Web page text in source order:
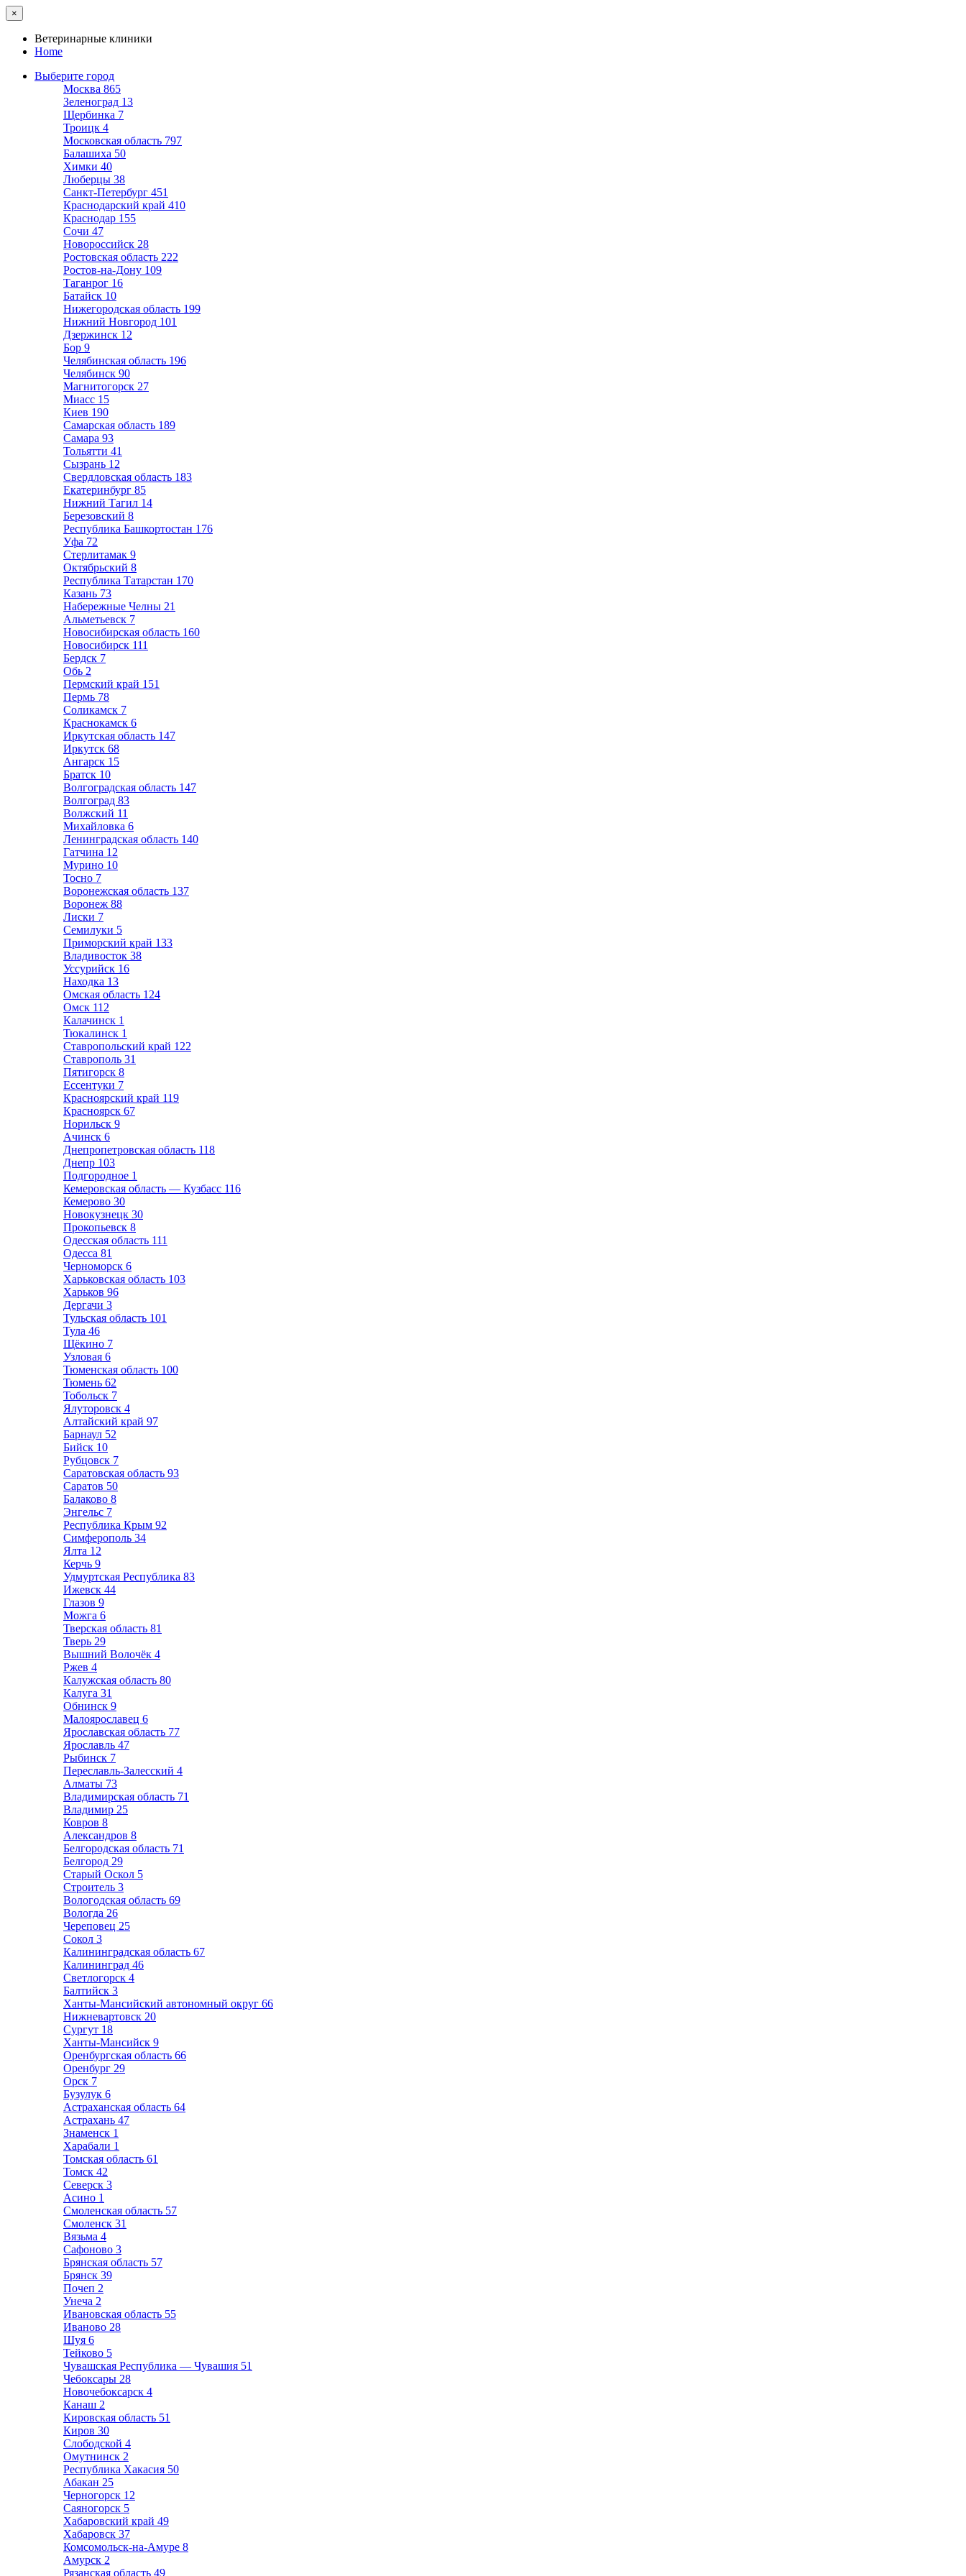
×
Ветеринарные клиники
Home
Выберите город
Москва 865
Зеленоград 13
Щербинка 7
Троицк 4
Московская область 797
Балашиха 50
Химки 40
Люберцы 38
Санкт-Петербург 451
Краснодарский край 410
Краснодар 155
Сочи 47
Новороссийск 28
Ростовская область 222
Ростов-на-Дону 109
Таганрог 16
Батайск 10
Нижегородская область 199
Нижний Новгород 101
Дзержинск 12
Бор 9
Челябинская область 196
Челябинск 90
Магнитогорск 27
Миасс 15
Киев 190
Самарская область 189
Самара 93
Тольятти 41
Сызрань 12
Свердловская область 183
Екатеринбург 85
Нижний Тагил 14
Березовский 8
Республика Башкортостан 176
Уфа 72
Стерлитамак 9
Октябрьский 8
Республика Татарстан 170
Казань 73
Набережные Челны 21
Альметьевск 7
Новосибирская область 160
Новосибирск 111
Бердск 7
Обь 2
Пермский край 151
Пермь 78
Соликамск 7
Краснокамск 6
Иркутская область 147
Иркутск 68
Ангарск 15
Братск 10
Волгоградская область 147
Волгоград 83
Волжский 11
Михайловка 6
Ленинградская область 140
Гатчина 12
Мурино 10
Тосно 7
Воронежская область 137
Воронеж 88
Лиски 7
Семилуки 5
Приморский край 133
Владивосток 38
Уссурийск 16
Находка 13
Омская область 124
Омск 112
Калачинск 1
Тюкалинск 1
Ставропольский край 122
Ставрополь 31
Пятигорск 8
Ессентуки 7
Красноярский край 119
Красноярск 67
Норильск 9
Ачинск 6
Днепропетровская область 118
Днепр 103
Подгородное 1
Кемеровская область — Кузбасс 116
Кемерово 30
Новокузнецк 30
Прокопьевск 8
Одесская область 111
Одесса 81
Черноморск 6
Харьковская область 103
Харьков 96
Дергачи 3
Тульская область 101
Тула 46
Щёкино 7
Узловая 6
Тюменская область 100
Тюмень 62
Тобольск 7
Ялуторовск 4
Алтайский край 97
Барнаул 52
Бийск 10
Рубцовск 7
Саратовская область 93
Саратов 50
Балаково 8
Энгельс 7
Республика Крым 92
Симферополь 34
Ялта 12
Керчь 9
Удмуртская Республика 83
Ижевск 44
Глазов 9
Можга 6
Тверская область 81
Тверь 29
Вышний Волочёк 4
Ржев 4
Калужская область 80
Калуга 31
Обнинск 9
Малоярославец 6
Ярославская область 77
Ярославль 47
Рыбинск 7
Переславль-Залесский 4
Алматы 73
Владимирская область 71
Владимир 25
Ковров 8
Александров 8
Белгородская область 71
Белгород 29
Старый Оскол 5
Строитель 3
Вологодская область 69
Вологда 26
Череповец 25
Сокол 3
Калининградская область 67
Калининград 46
Светлогорск 4
Балтийск 3
Ханты-Мансийский автономный округ 66
Нижневартовск 20
Сургут 18
Ханты-Мансийск 9
Оренбургская область 66
Оренбург 29
Орск 7
Бузулук 6
Астраханская область 64
Астрахань 47
Знаменск 1
Харабали 1
Томская область 61
Томск 42
Северск 3
Асино 1
Смоленская область 57
Смоленск 31
Вязьма 4
Сафоново 3
Брянская область 57
Брянск 39
Почеп 2
Унеча 2
Ивановская область 55
Иваново 28
Шуя 6
Тейково 5
Чувашская Республика — Чувашия 51
Чебоксары 28
Новочебоксарск 4
Канаш 2
Кировская область 51
Киров 30
Слободской 4
Омутнинск 2
Республика Хакасия 50
Абакан 25
Черногорск 12
Саяногорск 5
Хабаровский край 49
Хабаровск 37
Комсомольск-на-Амуре 8
Амурск 2
Рязанская область 49